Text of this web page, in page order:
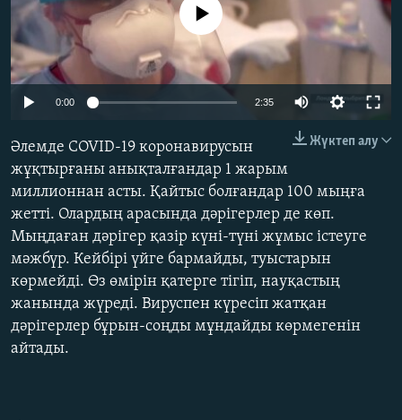
ЖАЗЫЛЫҢЫЗ
Басқа тілдерде
270p
1080p
No media source currently available
0:00 2:35 Auto
404p
Жүктеп алу
Әлемде COVID-19 коронавирусын
жұқтырғаны анықталғандар 1 жарым
миллионнан асты. Қайтыс болғандар 100 мыңға
жетті. Олардың арасында дәрігерлер де көп.
Мыңдаған дәрігер қазір күні-түні жұмыс істеуге
мәжбүр. Кейбірі үйге бармайды, туыстарын
көрмейді. Өз өмірін қатерге тігіп, науқастың
жанында жүреді. Вируспен күресіп жатқан
дәрігерлер бұрын-соңды мұндайды көрмегенін
айтады.